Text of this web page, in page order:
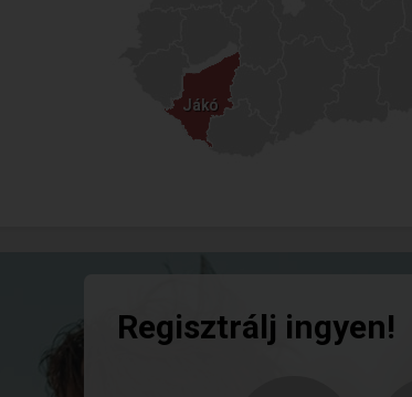
Jákó
Jákó
Regisztrálj ingyen!